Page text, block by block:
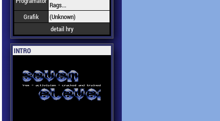
Rags...
Grafik
(Unknown)
detail hry
INTRO